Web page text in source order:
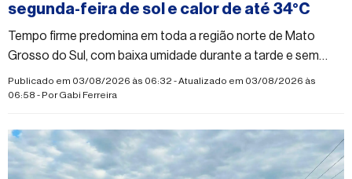
segunda-feira de sol e calor de até 34°C
Tempo firme predomina em toda a região norte de Mato
Grosso do Sul, com baixa umidade durante a tarde e sem
previsão de chuva
Publicado em 03/08/2026 às 06:32 - Atualizado em 03/08/2026 às
06:58 - PorGabi Ferreira